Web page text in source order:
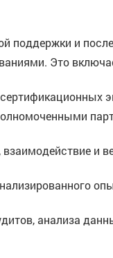
поддержки и
Это
взаимодействие и
анализа